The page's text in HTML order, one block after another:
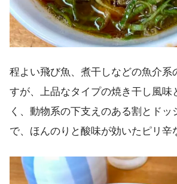
程よい飛び魚、煮干しなどの魚介系
すが、上品なタイプの焼き干し風味
く、動物系の下支えのある割とドッ
で、ほんのりと酸味が効いたピリ辛